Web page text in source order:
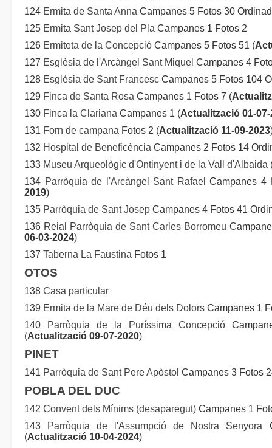
124 Ermita de Santa Anna Campanes 5 Fotos 30
125 Ermita Sant Josep del Pla Campanes 1 Fotos 2
126 Ermiteta de la Concepció Campanes 5 Fotos 51 (
127 Esglèsia de l'Arcàngel Sant Miquel Campanes 4
128 Església de Sant Francesc Campanes 5 Fotos 104
129 Finca de Santa Rosa Campanes 1 Fotos 7 (
130 Finca la Clariana Campanes 1 (Actualització 01-07-
131 Forn de campana Fotos 2 (Actualització 11-09-2023
132 Hospital de Beneficència Campanes 2 Fotos 14
133 Museu Arqueològic d'Ontinyent i de la Vall d'Albaida
134 Parròquia de l'Arcàngel Sant Rafael Campanes 4
2019)
135 Parròquia de Sant Josep Campanes 4 Fotos 41
136 Reial Parròquia de Sant Carles Borromeu
06-03-2024)
137 Taberna La Faustina Fotos 1
OTOS
138 Casa particular
139 Ermita de la Mare de Déu dels Dolors Campanes 1
140
Parròquia de la Puríssima Concepció
(Actualització 09-07-2020)
PINET
141 Parròquia de Sant Pere Apòstol Campanes 3 Fotos
POBLA DEL DUC
142 Convent dels Mínims (desaparegut) Campanes 1
143
Parròquia de l'Assumpció de Nostra Senyora
(Actualització 10-04-2024)